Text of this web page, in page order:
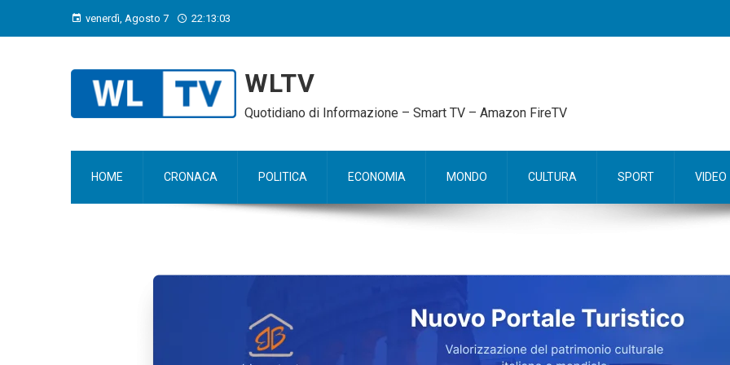
venerdì, Agosto 7 22:13:04
WLTV
Quotidiano di Informazione – Smart TV – Amazon FireTV
HOME CRONACA POLITICA ECONOMIA MONDO CULTURA SPORT VIDEO